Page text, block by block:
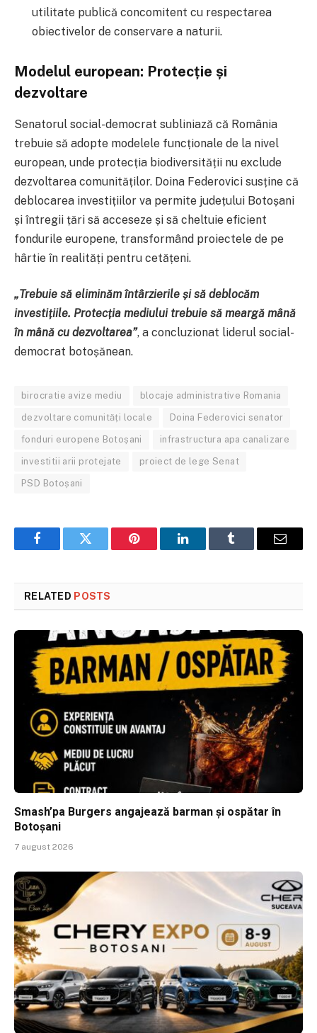
utilitate publică concomitent cu respectarea
obiectivelor de conservare a naturii.
Modelul european: Protecție și
dezvoltare
Senatorul social-democrat subliniază că România
trebuie să adopte modelele funcționale de la nivel
european, unde protecția biodiversității nu exclude
dezvoltarea comunităților. Doina Federovici susține că
deblocarea investițiilor va permite județului Botoșani
și întregii țări să acceseze și să cheltuie eficient
fondurile europene, transformând proiectele de pe
hârtie în realități pentru cetățeni.
„Trebuie să eliminăm întârzierile și să deblocăm
investițiile. Protecția mediului trebuie să meargă mână
în mână cu dezvoltarea”, a concluzionat liderul social-
democrat botoșănean.
birocratie avize mediu blocaje administrative Romania
dezvoltare comunități locale Doina Federovici senator
fonduri europene Botoșani infrastructura apa canalizare
investitii arii protejate proiect de lege Senat
PSD Botoșani
FacebookTwitter Pinterest LinkedInTumblr Email
RELATED POSTS
Smash’pa Burgers angajează barman și ospătar în
Botoșani
7 august 2026